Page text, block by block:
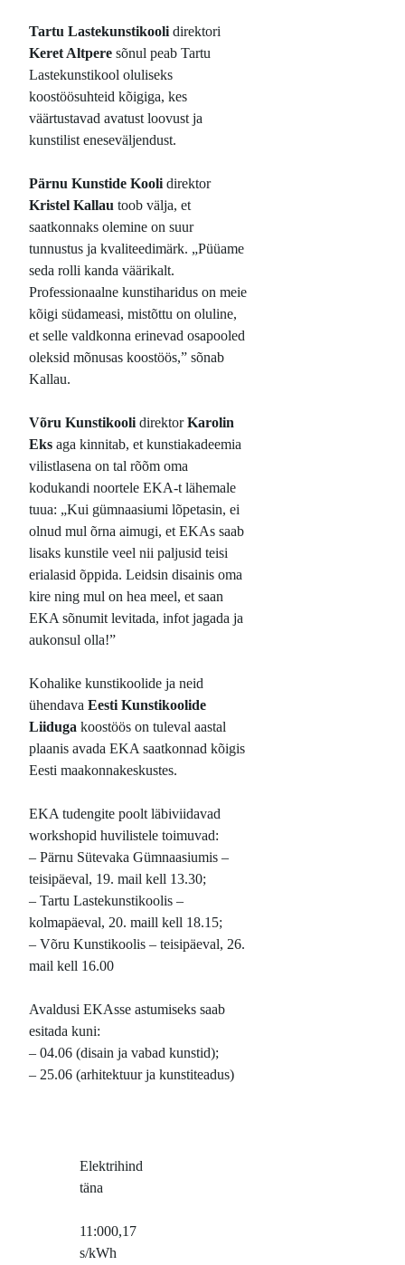
Tartu Lastekunstikooli direktori
Keret Altpere sõnul peab Tartu
Lastekunstikool oluliseks
koostöösuhteid kõigiga, kes
väärtustavad avatust loovust ja
kunstilist eneseväljendust.
Pärnu Kunstide Kooli direktor
Kristel Kallau toob välja, et
saatkonnaks olemine on suur
tunnustus ja kvaliteedimärk. „Püüame
seda rolli kanda väärikalt.
Professionaalne kunstiharidus on meie
kõigi südameasi, mistõttu on oluline,
et selle valdkonna erinevad osapooled
oleksid mõnusas koostöös,” sõnab
Kallau.
Võru Kunstikooli direktorKarolin
Eks aga kinnitab, et kunstiakadeemia
vilistlasena on tal rõõm oma
kodukandi noortele EKA-t lähemale
tuua: „Kui gümnaasiumi lõpetasin, ei
olnud mul õrna aimugi, et EKAs saab
lisaks kunstile veel nii paljusid teisi
erialasid õppida. Leidsin disainis oma
kire ning mul on hea meel, et saan
EKA sõnumit levitada, infot jagada ja
aukonsul olla!”
Kohalike kunstikoolide ja neid
ühendava Eesti Kunstikoolide
Liiduga koostöös on tuleval aastal
plaanis avada EKA saatkonnad kõigis
Eesti maakonnakeskustes.
EKA tudengite poolt läbiviidavad
workshopid huvilistele toimuvad:
– Pärnu Sütevaka Gümnaasiumis –
teisipäeval, 19. mail kell 13.30;
– Tartu Lastekunstikoolis –
kolmapäeval, 20. maill kell 18.15;
– Võru Kunstikoolis – teisipäeval, 26.
mail kell 16.00
Avaldusi EKAsse astumiseks saab
esitada kuni:
– 04.06 (disain ja vabad kunstid);
– 25.06 (arhitektuur ja kunstiteadus)
Elektrihind
täna
11:000,17
s/kWh